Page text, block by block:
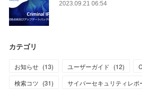
2023.09.21 06:54
カテゴリ
お知らせ (13) ユーザーガイド (12)
検索コツ (31) サイバーセキュリティレポ